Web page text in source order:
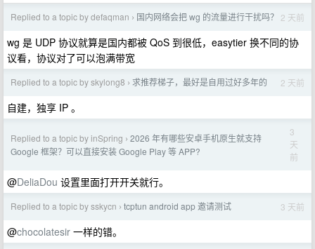
Replied to a topic by defaqman › 国内网络会把 wg 的流量进行干扰吗？ 2 天前
wg 是 UDP 协议就算是国内都被 QoS 到很低，easytier 换不同的协
议看，协议对了可以泡满带宽
Replied to a topic by skylong8 › 求推荐梯子，最好是自用过好多年的 2 天前
自建，独享 IP 。
Replied to a topic by inSpring › 2026 年有哪些安卓手机原生就支持
Google 框架？可以直接安装 Google Play 等 APP?
3
天
前
@DeliaDou 设置里面打开开关就行。
Replied to a topic by sskycn › tcptun android app 邀请测试 3 天前
@chocolatesir 一样的错。